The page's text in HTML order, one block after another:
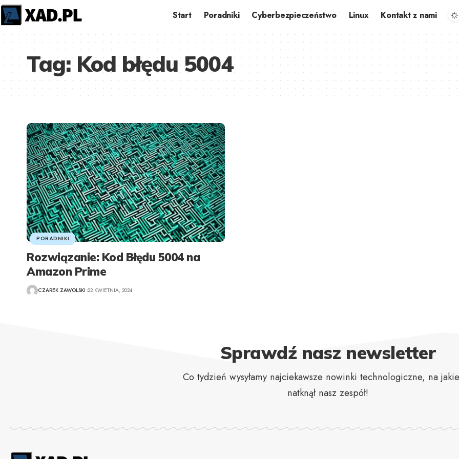
Start Poradniki Cyberbezpieczeństwo Linux Kontakt z nami
Tag:Kod błędu 5004
PORADNIKI
Rozwiązanie: Kod Błędu 5004 na
Amazon Prime
CZAREK ZAWOLSKI 22 KWIETNIA, 2024
Sprawdź nasz newsletter
Co tydzień wysyłamy najciekawsze nowinki technologiczne, na
natknął nasz zespół!